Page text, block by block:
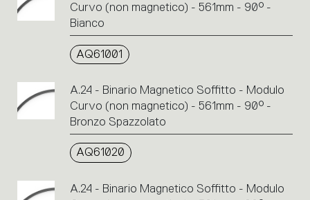
Curvo (non magnetico) - 561mm - 90° -
Bianco
AQ61001
A.24 - Binario Magnetico Soffitto - Modulo
Curvo (non magnetico) - 561mm - 90° -
Bronzo Spazzolato
AQ61020
A.24 - Binario Magnetico Soffitto - Modulo